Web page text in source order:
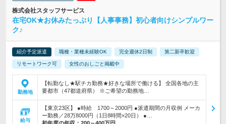
株式会社スタッフサービス
在宅OK★お休みたっぷり【人事事務】初心者向けシンプルワー
ク♪
紹介予定派遣 職種・業種未経験OK 完全週休2日制 第二新卒歓迎
リモートワーク可 女性のおしごと掲載中
勤務地
【転勤なし★駅チカ勤務★好きな場所で働ける】 全国各地の主
要都市（47都道府県） ※ご希望の勤務地…
給与
【東京23区】 ●時給 1700～2000円 ●派遣期間の月収例 メーカ
ー勤務／28万8000円（1日8時間×20日） ●…